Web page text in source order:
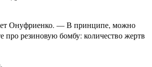
Онуфриенко. — В принципе, можно
про резиновую бомбу: количество жертв